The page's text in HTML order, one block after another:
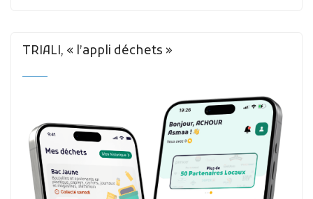
TRIALI, « l’appli déchets »